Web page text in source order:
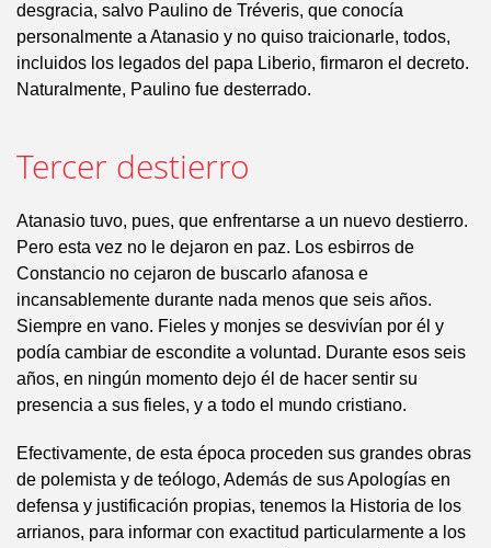
desgracia, salvo Paulino de Tréveris, que conocía
personalmente a Atanasio y no quiso traicionarle, todos,
incluidos los legados del papa Liberio, firmaron el decreto.
Naturalmente, Paulino fue desterrado.
Tercer destierro
Atanasio tuvo, pues, que enfrentarse a un nuevo destierro.
Pero esta vez no le dejaron en paz. Los esbirros de
Constancio no cejaron de buscarlo afanosa e
incansablemente durante nada menos que seis años.
Siempre en vano. Fieles y monjes se desvivían por él y
podía cambiar de escondite a voluntad. Durante esos seis
años, en ningún momento dejo él de hacer sentir su
presencia a sus fieles, y a todo el mundo cristiano.
Efectivamente, de esta época proceden sus grandes obras
de polemista y de teólogo, Además de sus Apologías en
defensa y justificación propias, tenemos la Historia de los
arrianos, para informar con exactitud particularmente a los